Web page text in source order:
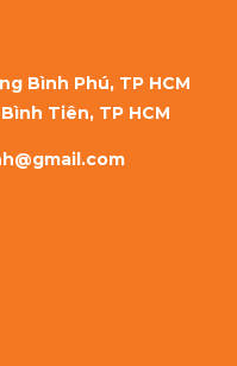
Bình Phú, TP HCM
Tiên, TP HCM